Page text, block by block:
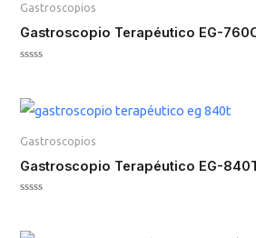
Gastroscopios
Gastroscopio Terapéutico EG-
de
5
Gastroscopios
Gastroscopio Terapéutico EG-